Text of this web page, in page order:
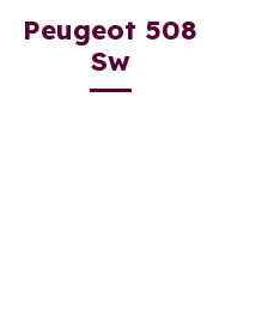
Peugeot 508
Sw